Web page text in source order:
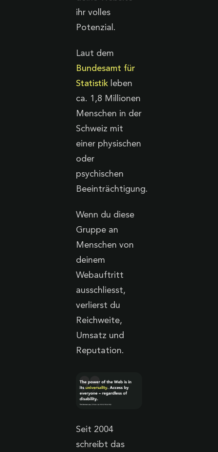
ihr volles
Potenzial.
Laut dem
Bundesamt für
Statistik leben
ca. 1,8 Millionen
Menschen in der
Schweiz mit
einer physischen
oder
psychischen
Beeinträchtigung.
Wenn du diese
Gruppe an
Menschen von
deinem
Webauftritt
ausschliesst,
verlierst du
Reichweite,
Umsatz und
Reputation.
Seit 2004
schreibt das